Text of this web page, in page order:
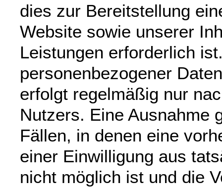
dies zur Bereitstellung
Website sowie unserer
Leistungen erforderlich
personenbezogener
erfolgt regelmäßig nur
Nutzers. Eine Ausnahme
Fällen, in denen eine
einer Einwilligung aus
nicht möglich ist und die